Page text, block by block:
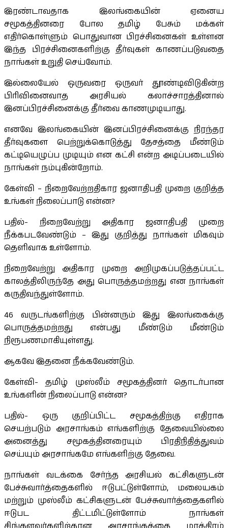
இரண்டாவதாக இலங்கையின் ஏனைய
சமூகத்தினரை போல தமிழ் பேசும் மக்கள்
எதிர்கொள்ளும் பொதுவான பிரச்சினைகள் உள்ளன
இந்த பிரச்சினைகளிற்கு தீர்வுகள் காணப்படுவதை
நாங்கள் உறுதி செய்வோம்.
இல்லையேல் ஒருவரை ஒருவர் தூண்டிவிடுகின்ற
பிரிவினைவாத அரசியல் கலாச்சாரத்தினால்
இனப்பிரச்சினைக்கு தீர்வை காணமுடியாது.
எனவே இலங்கையின் இனப்பிரச்சினைக்கு நிரந்தர
தீர்வுகளை பெற்றுக்கொடுத்து தேசத்தை மீண்டும்
கட்டியெழுப்ப முடியும் என கட்சி என்ற அடிப்படையில்
நாங்கள் நம்புகின்றோம்.
கேள்வி – நிறைவேற்றதிகார ஜனாதிபதி முறை குறித்த
உங்கள் நிலைப்பாடு என்ன?
பதில்- நிறைவேற்று அதிகார ஜனாதிபதி முறை
நீக்கபடவேண்டும் – இது குறித்து நாங்கள் மிகவும்
தெளிவாக உள்ளோம்.
நிறைவேற்று அதிகார முறை அறிமுகப்படுத்தப்பட்ட
காலத்திலிருந்தே அது பொருத்தமற்றது என நாங்கள்
கருதிவந்துள்ளோம்.
46 வருடங்களிற்கு பின்னரும் இது இலங்கைக்கு
பொருத்தமற்றது என்பது மீண்டும் மீண்டும்
நிரூபணமாகியுள்ளது.
ஆகவே இதனை நீக்கவேண்டும்.
கேள்வி- தமிழ் முஸ்லீம் சமூகத்தினர் தொடர்பான
உங்களின் நிலைப்பாடு என்ன?
பதில்- ஒரு குறிப்பிட்ட சமூகத்திற்கு எதிராக
செயற்படும் அரசாங்கம் எங்களிற்கு தேவையில்லை
அனைத்து சமூகத்தினரையும் பிரதிநிதித்துவம்
செய்யும் அரசாங்கமே எங்களிற்கு தேவை.
நாங்கள் வடக்கை சேர்ந்த அரசியல் கட்சிகளுடன்
பேச்சுவார்த்தைகளில் ஈடுபட்டுள்ளோம், மலையகம்
மற்றும் முஸ்லீம் கட்சிகளுடன் பேச்சுவார்த்தைகளில்
ஈடுபட திட்டமிட்டுள்ளோம் நாங்கள்